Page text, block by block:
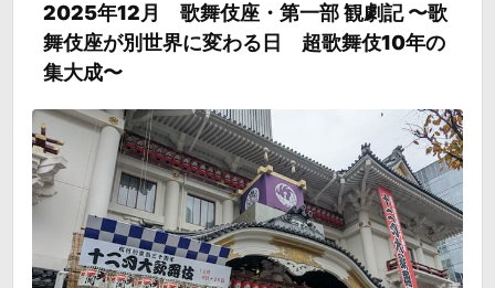
2025年12月 歌舞伎座・第一部 観劇記 〜歌
舞伎座が別世界に変わる日 超歌舞伎10年の
集大成〜